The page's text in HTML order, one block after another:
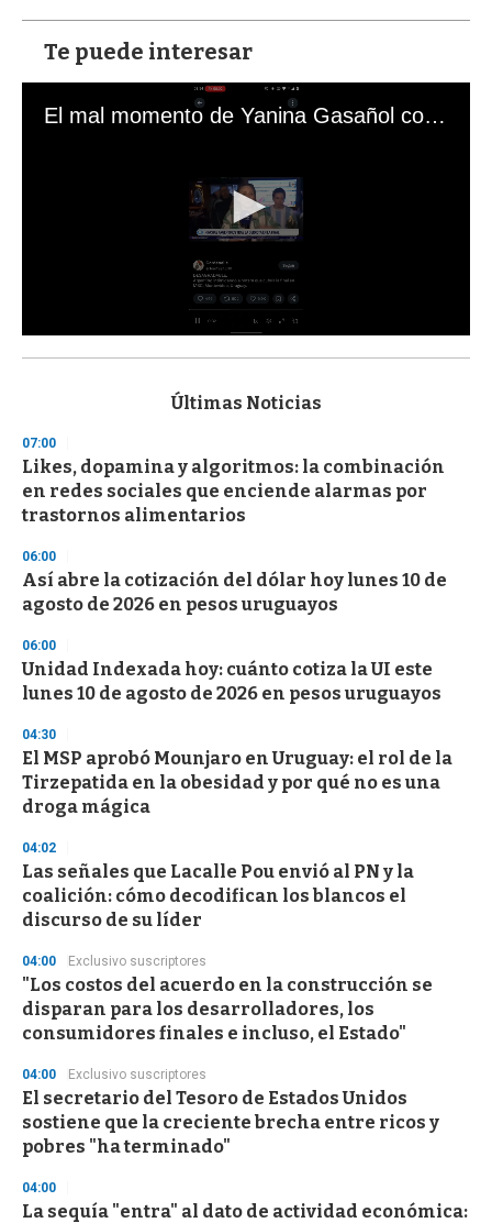
Te puede interesar
El mal momento de Yanina Gasañol con un hincha argentino en "Subrayado"
s
d
s
o
f
3
s
e
c
o
d
s
Últimas Noticias
07:00
Likes, dopamina y algoritmos: la combinación
en redes sociales que enciende alarmas por
trastornos alimentarios
06:00
Así abre la cotización del dólar hoy lunes 10 de
agosto de 2026 en pesos uruguayos
06:00
Unidad Indexada hoy: cuánto cotiza la UI este
lunes 10 de agosto de 2026 en pesos uruguayos
04:30
El MSP aprobó Mounjaro en Uruguay: el rol de la
Tirzepatida en la obesidad y por qué no es una
droga mágica
04:02
Las señales que Lacalle Pou envió al PN y la
coalición: cómo decodifican los blancos el
discurso de su líder
04:00 Exclusivo suscriptores
"Los costos del acuerdo en la construcción se
disparan para los desarrolladores, los
consumidores finales e incluso, el Estado"
04:00 Exclusivo suscriptores
El secretario del Tesoro de Estados Unidos
sostiene que la creciente brecha entre ricos y
pobres "ha terminado"
04:00
La sequía "entra" al dato de actividad económica: